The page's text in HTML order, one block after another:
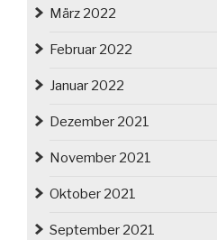
März 2022
Februar 2022
Januar 2022
Dezember 2021
November 2021
Oktober 2021
September 2021